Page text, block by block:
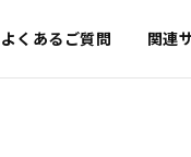
よくあるご質問 関連